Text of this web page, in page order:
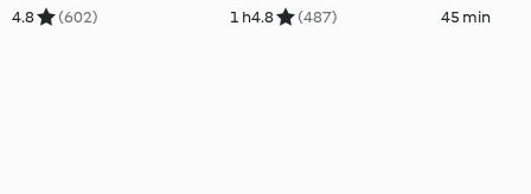
4.8 (602) 1 h4.8 (487) 45 min